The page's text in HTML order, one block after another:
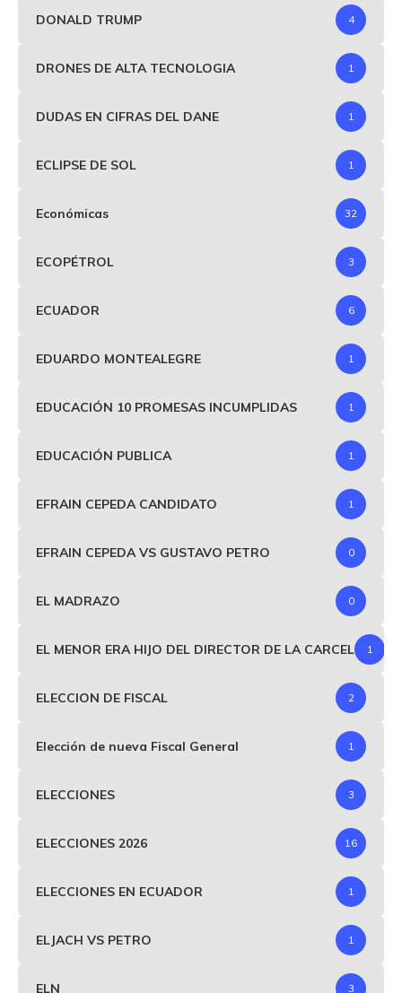
DONALD TRUMP 4
DRONES DE ALTA TECNOLOGIA 1
DUDAS EN CIFRAS DEL DANE 1
ECLIPSE DE SOL 1
Económicas 32
ECOPÉTROL 3
ECUADOR 6
EDUARDO MONTEALEGRE 1
EDUCACIÓN 10 PROMESAS INCUMPLIDAS 1
EDUCACIÓN PUBLICA 1
EFRAIN CEPEDA CANDIDATO 1
EFRAIN CEPEDA VS GUSTAVO PETRO 0
EL MADRAZO 0
EL MENOR ERA HIJO DEL DIRECTOR DE LA CARCEL 1
ELECCION DE FISCAL 2
Elección de nueva Fiscal General 1
ELECCIONES 3
ELECCIONES 2026 16
ELECCIONES EN ECUADOR 1
ELJACH VS PETRO 1
ELN 3